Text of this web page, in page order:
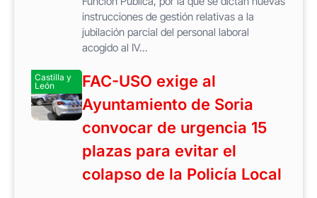
instrucciones de gestión relativas a la
jubilación parcial del personal laboral
acogido al IV...
Castilla y
León
FAC-USO exige al
Ayuntamiento de Soria
convocar de urgencia 15
plazas para evitar el
colapso de la Policía Local